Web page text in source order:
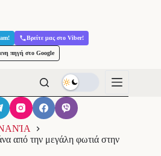
Βρείτε μας στο Viber!
πηγή στο Google
από την μεγάλη φωτιά στην